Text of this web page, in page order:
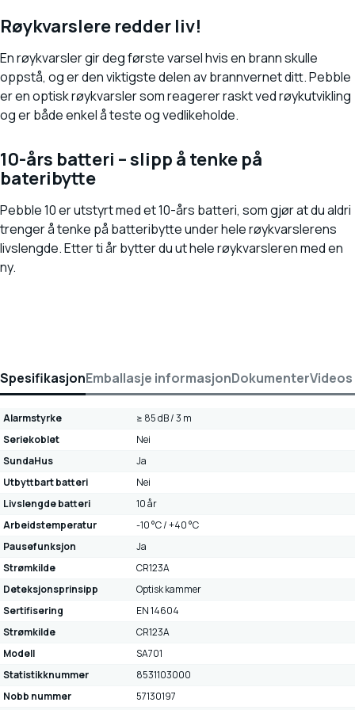
Røykvarslere redder liv!
En røykvarsler gir deg første varsel hvis en brann skulle
oppstå, og er den viktigste delen av brannvernet ditt. Pebble
er en optisk røykvarsler som reagerer raskt ved røykutvikling
og er både enkel å teste og vedlikeholde.
10-års batteri – slipp å tenke på
bateribytte
Pebble 10 er utstyrt med et 10-års batteri, som gjør at du aldri
trenger å tenke på batteribytte under hele røykvarslerens
livslengde. Etter ti år bytter du ut hele røykvarsleren med en
ny.
SpesifikasjonEmballasje informasjonDokumenterVideos
Alarmstyrke
≥ 85 dB / 3 m
Seriekoblet
Nei
SundaHus
Ja
Utbyttbart batteri
Nei
Livslengde batteri
10 år
Arbeidstemperatur
-10 °C / +40 °C
Pausefunksjon
Ja
Strømkilde
CR123A
Deteksjonsprinsipp
Optisk kammer
Sertifisering
EN 14604
Strømkilde
CR123A
Modell
SA701
Statistikknummer
8531103000
Nobb nummer
57130197